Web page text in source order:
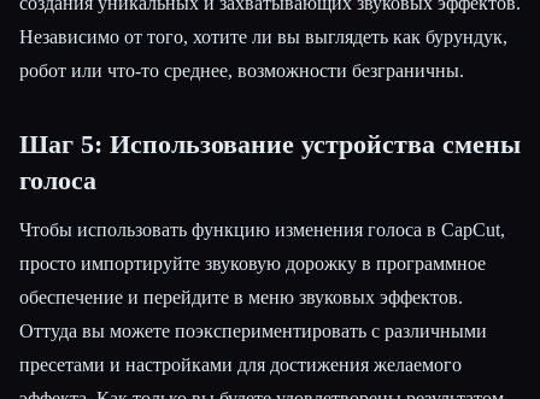
Независимо от того, хотите ли вы выглядеть как бурундук,
робот или что-то среднее, возможности безграничны.
Шаг 5: Использование устройства смены
голоса
Чтобы использовать функцию изменения голоса в CapCut,
просто импортируйте звуковую дорожку в программное
обеспечение и перейдите в меню звуковых эффектов.
Оттуда вы можете поэкспериментировать с различными
пресетами и настройками для достижения желаемого